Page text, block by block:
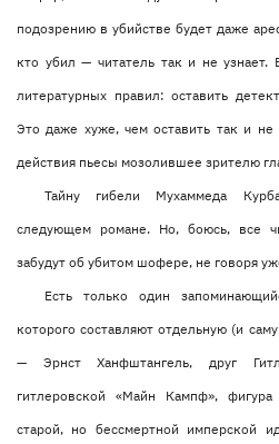
подозрению в убийстве будет даже
кто убил — читатель так и не узнает.
литературных правил: оставить
Это даже хуже, чем оставить так и
действия пьесы мозолившее зрителю
Тайну гибели Мухаммеда
следующем романе. Но, боюсь, все
забудут об убитом шофере, не говоря
Есть только один
которого составляют отдельную (и
— Эрнст Ханфштангель, друг
гитлеровской «Майн Кампф», фигура
старой, но бессмертной имперской